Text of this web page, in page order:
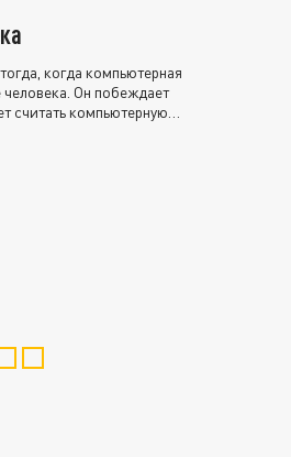
когда компьютерная
человека. Он побеждает
считать компьютерную